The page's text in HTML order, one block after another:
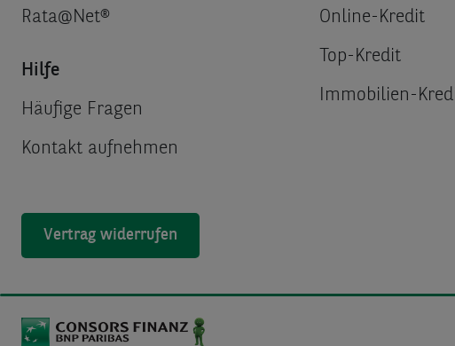
Rata@Net®
Hilfe
Häufige Fragen
Kontakt aufnehmen
Online-Kredit
Top-Kredit
Immobilien-
Vertrag widerrufen